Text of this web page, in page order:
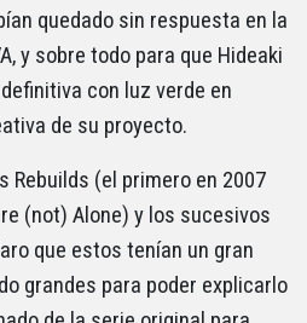
quedado sin respuesta en la
y sobre todo para que Hideaki
con luz verde en
de su proyecto.
Rebuilds (el primero en 2007
(not) Alone) y los sucesivos
que estos tenían un gran
grandes para poder explicarlo